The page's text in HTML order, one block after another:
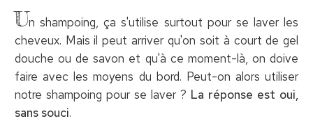
Un shampoing, ça s'utilise surtout pour se laver les
cheveux. Mais il peut arriver qu'on soit à court de gel
douche ou de savon et qu'à ce moment-là, on doive
faire avec les moyens du bord. Peut-on alors utiliser
notre shampoing pour se laver ? La réponse est oui,
sans souci.